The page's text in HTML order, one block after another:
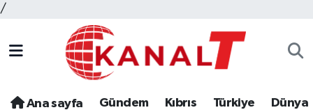
/
Ana sayfa Gündem Kıbrıs Türkiye Dünya